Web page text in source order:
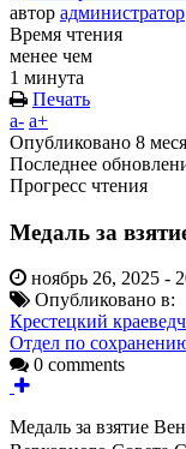
автор администратор
Время чтения
менее чем
1 минута
Печать
a- a+
Опубликовано 8
Последнее
Прогресс чтения
Медаль за
ноябрь 26, 2025 -
Опубликовано в:
Крестецкий
Отдел по
0 comments
Медаль за взятие